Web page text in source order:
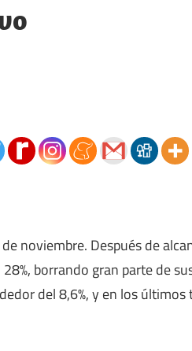
noviembre. Después de
borrando gran parte de
del 8,6%, y en los últimos